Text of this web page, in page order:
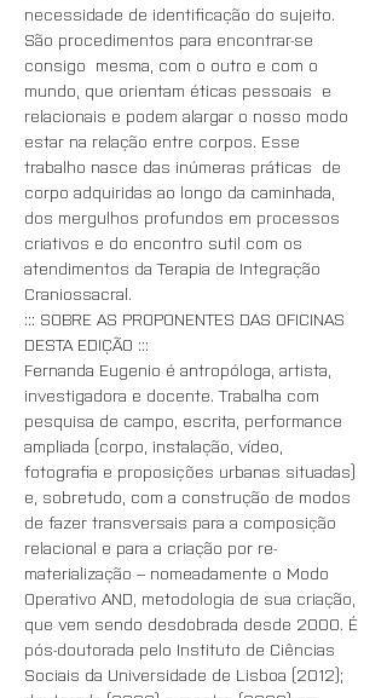
necessidade de identificação do sujeito.
São procedimentos para encontrar-se
consigo  mesma, com o outro e com o
mundo, que orientam éticas pessoais  e
relacionais e podem alargar o nosso modo
estar na relação entre corpos. Esse
trabalho nasce das inúmeras práticas  de
corpo adquiridas ao longo da caminhada,
dos mergulhos profundos em processos
criativos e do encontro sutil com os
atendimentos da Terapia de Integração
Craniossacral.
::: SOBRE AS PROPONENTES DAS OFICINAS
DESTA EDIÇÃO :::
Fernanda Eugenio é antropóloga, artista,
investigadora e docente. Trabalha com
pesquisa de campo, escrita, performance
ampliada (corpo, instalação, vídeo,
fotografia e proposições urbanas situadas)
e, sobretudo, com a construção de modos
de fazer transversais para a composição
relacional e para a criação por re-
materialização – nomeadamente o Modo
Operativo AND, metodologia de sua criação,
que vem sendo desdobrada desde 2000. É
pós-doutorada pelo Instituto de Ciências
Sociais da Universidade de Lisboa (2012);